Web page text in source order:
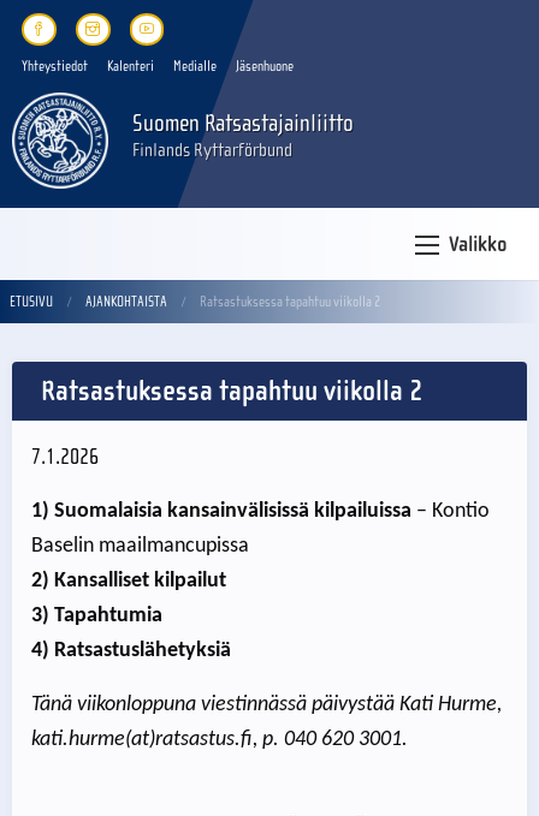
Yhteystiedot Kalenteri Medialle Jäsenhuone
Suomen Ratsastajainliitto
Finlands Ryttarförbund
Valikko
ETUSIVU AJANKOHTAISTA Ratsastuksessa tapahtuu viikolla 2
Ratsastuksessa tapahtuu viikolla 2
7.1.2026
1) Suomalaisia kansainvälisissä kilpailuissa – Kontio
Baselin maailmancupissa
2) Kansalliset kilpailut
3) Tapahtumia
4) Ratsastuslähetyksiä
Tänä viikonloppuna viestinnässä päivystää Kati Hurme,
kati.hurme(at)ratsastus.fi, p. 040 620 3001.